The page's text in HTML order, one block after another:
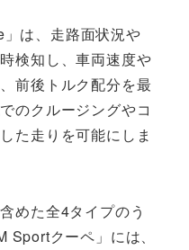
は、走路面状況や
検知し、車両速度や
前後トルク配分を最
のクルージングやコ
た走りを可能にしま
めた全4タイプのう
クーペ」には、